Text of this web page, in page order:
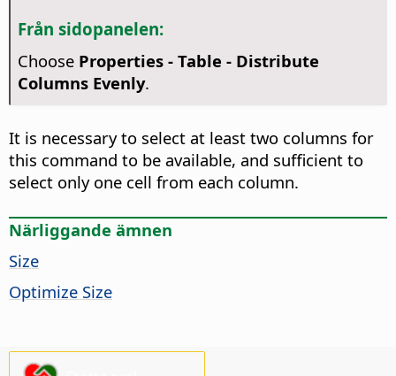
Från sidopanelen:
Choose Properties - Table - Distribute
Columns Evenly.
It is necessary to select at least two columns for
this command to be available, and sufficient to
select only one cell from each column.
Närliggande ämnen
Size
Optimize Size